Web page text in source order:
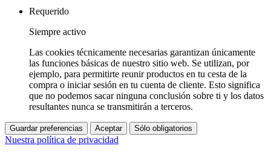
Requerido
Siempre activo
Las cookies técnicamente necesarias garantizan únicamente
las funciones básicas de nuestro sitio web. Se utilizan, por
ejemplo, para permitirte reunir productos en tu cesta de la
compra o iniciar sesión en tu cuenta de cliente. Esto significa
que no podemos sacar ninguna conclusión sobre ti y los datos
resultantes nunca se transmitirán a terceros.
Guardar preferencias Aceptar Sólo obligatorios
Nuestra política de privacidad